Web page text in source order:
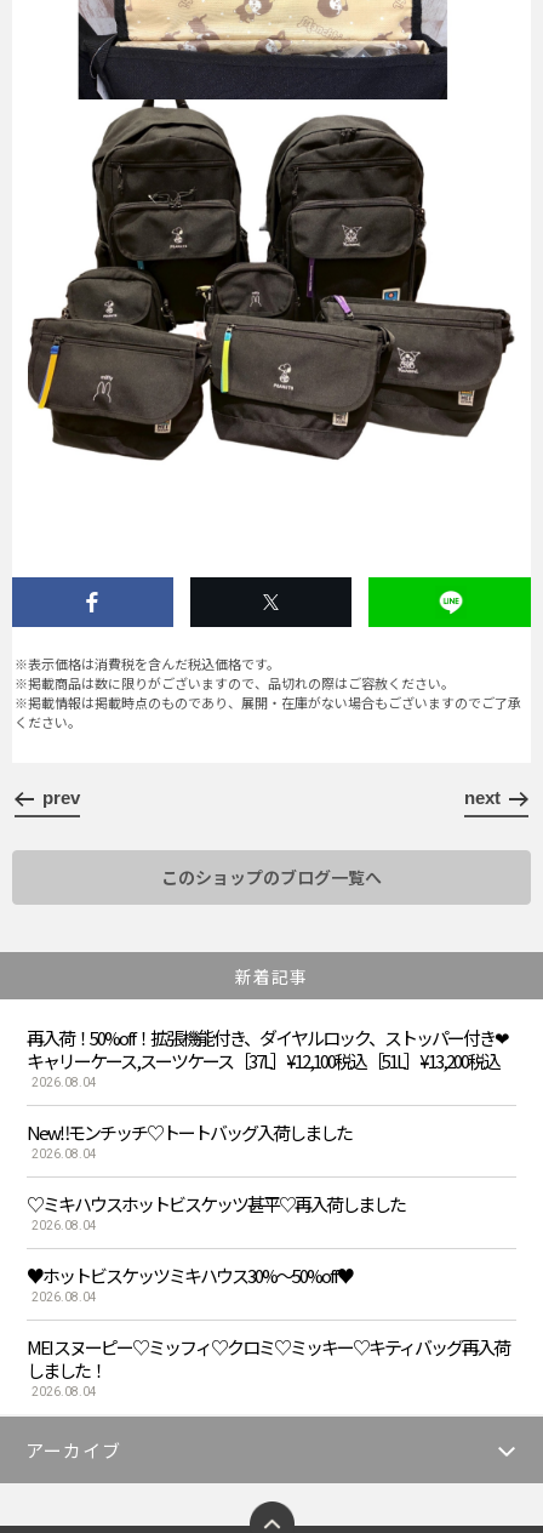
※表示価格は消費税を含んだ税込価格です。
※掲載商品は数に限りがございますので、品切れの際はご容赦ください。
※掲載情報は掲載時点のものであり、展開・在庫がない場合もございますのでご了承
ください。
prev next
このショップのブログ一覧へ
新着記事
再入荷！50%off！拡張機能付き、ダイヤルロック、ストッパー付き❤︎
キャリーケース,スーツケース［37L］¥12,100税込［51L］¥13,200税込
2026.08.04
New‼️モンチッチ♡トートバッグ入荷しました
2026.08.04
♡ミキハウスホットビスケッツ甚平♡再入荷しました
2026.08.04
♥️ホットビスケッツミキハウス30%〜50%off♥️
2026.08.04
MEI スヌーピー♡ミッフィ♡クロミ♡ミッキー♡キティバッグ再入荷
しました！
2026.08.04
アーカイブ